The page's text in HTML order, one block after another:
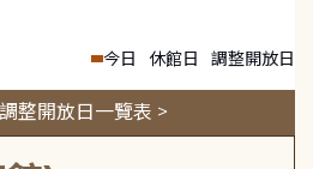
今日 休館日 調整開放日
整開放日一覽表 >